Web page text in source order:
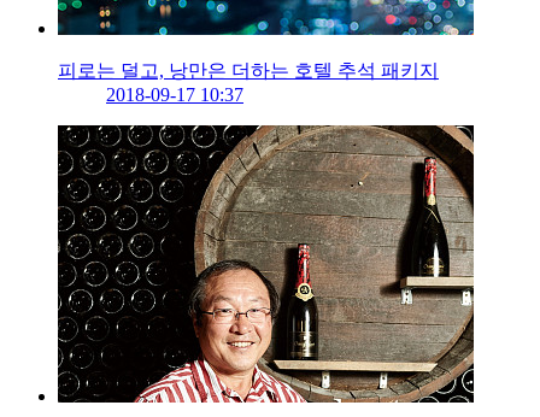
피로는 덜고, 낭만은 더하는 호텔 추석 패키지
2018-09-17 10:37